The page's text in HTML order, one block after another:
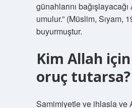
günahlarını bağışlayacağı
umulur.” (Müslim, Sıyam,
buyurmuştur.
Kim Allah
oruç tutarsa?
Samimiyetle ve ihlasla ve